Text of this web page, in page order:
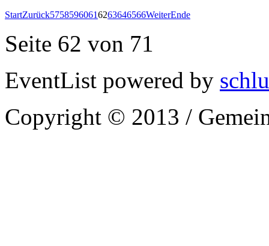
StartZurück57585960616263646566WeiterEnde
Seite 62 von 71
EventList powered by
Copyright © 2013 /